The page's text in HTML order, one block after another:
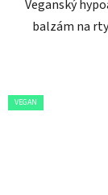
Veganský
balzám na rty
VEGAN